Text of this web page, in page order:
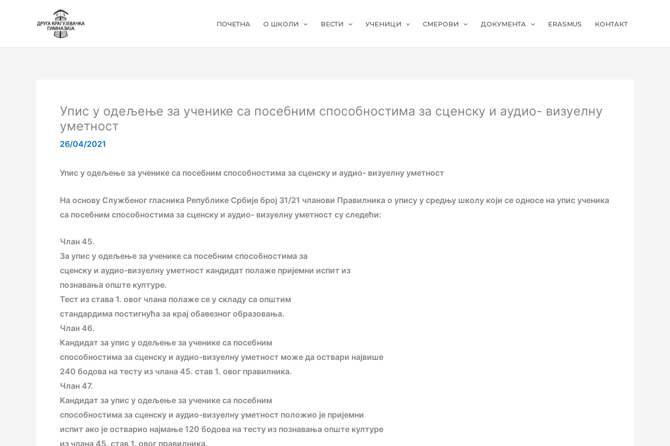
ПОЧЕТНА О ШКОЛИ ВЕСТИ УЧЕНИЦИ СМЕРОВИ ДОКУМЕНТА ERASMUS КОНТАКТ
Упис у одељење за ученике са посебним способностима за сценску и аудио- визуелну
уметност
26/04/2021
Упис у одељење за ученике са посебним способностима за сценску и аудио- визуелну уметност
На основу Службеног гласника Републике Србије број 31/21 чланови Правилника о упису у средњу школу који се односе на упис ученика
са посебним способностима за сценску и аудио- визуелну уметност су следећи:
Члан 45.
За упис у одељење за ученике са посебним способностима за
сценску и аудио-визуелну уметност кандидат полаже пријемни испит из
познавања опште културе.
Тест из става 1. овог члана полаже се у складу са општим
стандардима постигнућа за крај обавезног образовања.
Члан 46.
Кандидат за упис у одељење за ученике са посебним
способностима за сценску и аудио-визуелну уметност може да оствари највише
240 бодова на тесту из члана 45. став 1. овог правилника.
Члан 47.
Кандидат за упис у одељење за ученике са посебним
способностима за сценску и аудио-визуелну уметност положио је пријемни
испит ако је остварио најмање 120 бодова на тесту из познавања опште културе
из члана 45. став 1. овог правилника.